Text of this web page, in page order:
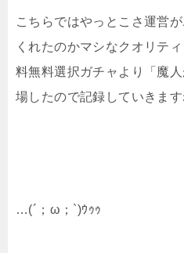
こちらではやっとこさ運営
くれたのかマシなクオリテ
料無料選択ガチャより「魔
場したので記録していきま
…(´；ω；`)ｳｩｩ